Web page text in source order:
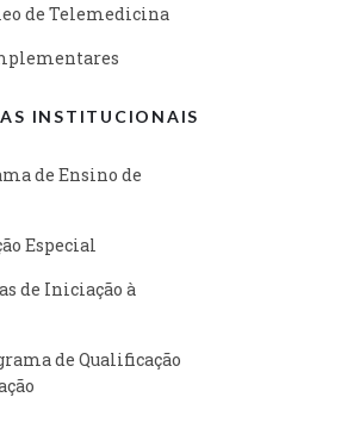
de Telemedicina
INSTITUCIONAIS
de Ensino de
Especial
de Iniciação à
de Qualificação